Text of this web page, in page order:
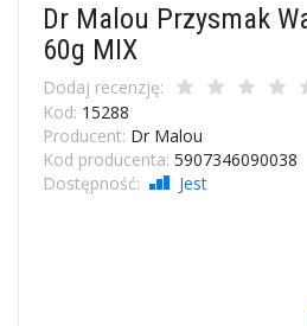
Dr Malou Przysmak
60g MIX
Dodaj recenzję:
Kod: 15288
Producent: Dr Malou
Kod producenta: 5907346090038
Dostępność:
Jest